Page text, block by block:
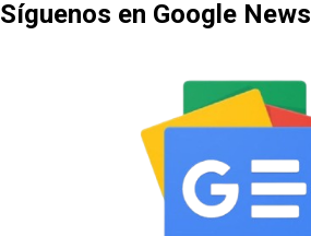
Síguenos en Google News